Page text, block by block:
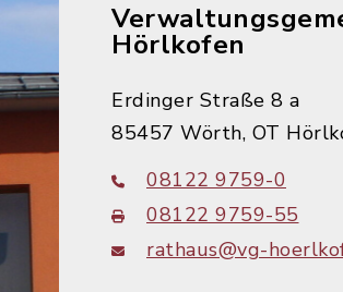
Hörlkofen
Erdinger Straße 8 a
85457 Wörth, OT
08122 9759-0
08122 9759-55
rathaus@vg-